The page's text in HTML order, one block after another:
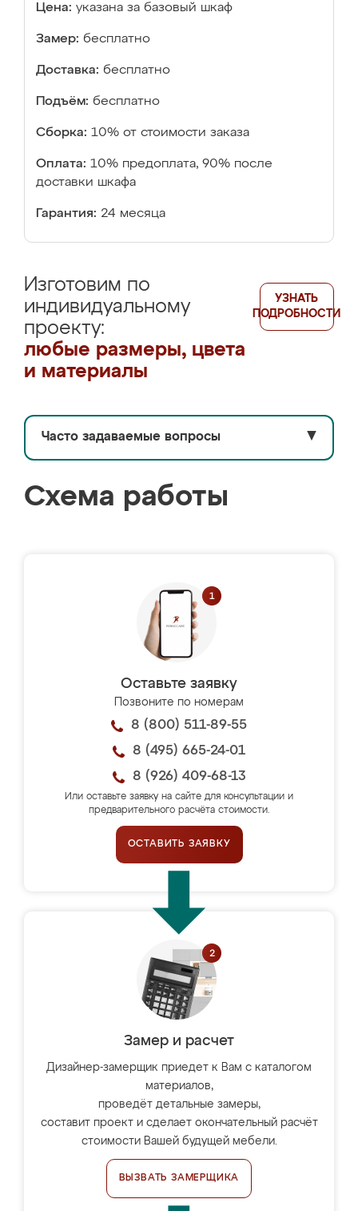
Цена: указана за базовый шкаф
Замер: бесплатно
Доставка: бесплатно
Подъём: бесплатно
Сборка: 10% от стоимости заказа
Оплата: 10% предоплата, 90% после
доставки шкафа
Гарантия: 24 месяца
Изготовим по
индивидуальному
проекту:
любые размеры, цвета
и материалы
УЗНАТЬ
ПОДРОБНОСТИ
Часто задаваемые вопросы ▼
Схема работы
Оставьте заявку
Позвоните по номерам
8 (800) 511-89-55
8 (495) 665-24-01
8 (926) 409-68-13
Или оставьте заявку на сайте для консультации и
предварительного расчёта стоимости.
ОСТАВИТЬ ЗАЯВКУ
Замер и расчет
Дизайнер-замерщик приедет к Вам с каталогом
материалов,
проведёт детальные замеры,
составит проект и сделает окончательный расчёт
стоимости Вашей будущей мебели.
ВЫЗВАТЬ ЗАМЕРЩИКА